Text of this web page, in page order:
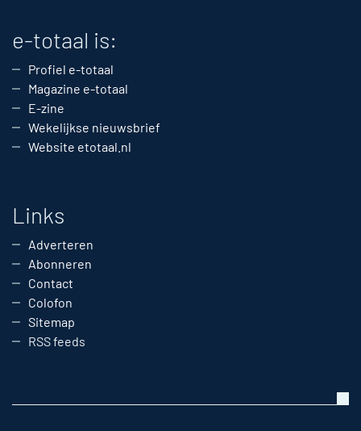
e-totaal is:
Profiel e-totaal
Magazine e-totaal
E-zine
Wekelijkse nieuwsbrief
Website etotaal.nl
Links
Adverteren
Abonneren
Contact
Colofon
Sitemap
RSS feeds